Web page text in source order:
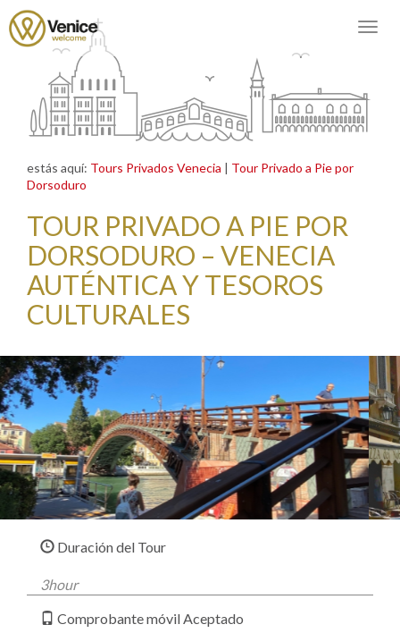
estás aquí: Tours Privados Venecia | Tour Privado a Pie por
Dorsoduro
TOUR PRIVADO A PIE POR
DORSODURO – VENECIA
AUTÉNTICA Y TESOROS
CULTURALES
Duración del Tour
3hour
Comprobante móvil Aceptado